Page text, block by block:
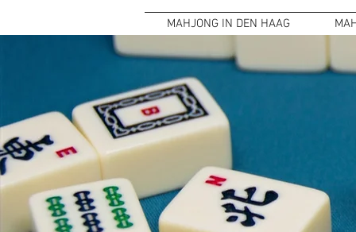
MAHJONG IN DEN HAAG